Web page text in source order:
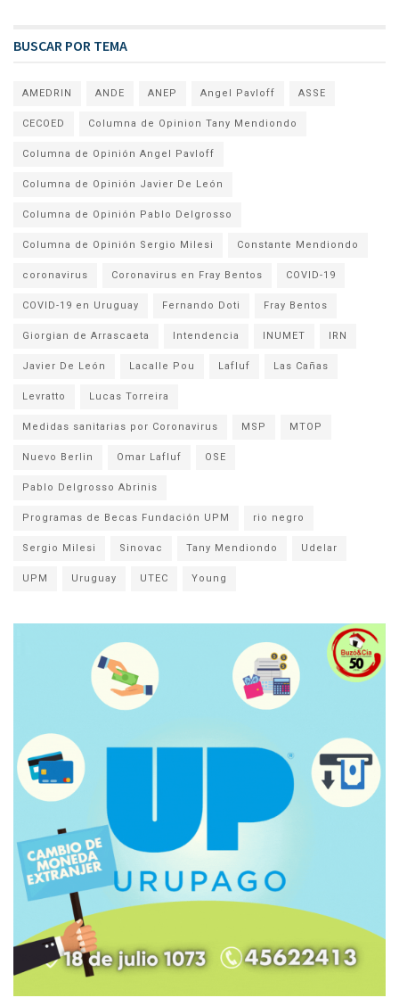
BUSCAR POR TEMA
AMEDRIN ANDE ANEP Angel Pavloff ASSE
CECOED Columna de Opinion Tany Mendiondo
Columna de Opinión Angel Pavloff
Columna de Opinión Javier De León
Columna de Opinión Pablo Delgrosso
Columna de Opinión Sergio Milesi Constante Mendiondo
coronavirus Coronavirus en Fray Bentos COVID-19
COVID-19 en Uruguay Fernando Doti Fray Bentos
Giorgian de Arrascaeta Intendencia INUMET IRN
Javier De León Lacalle Pou Lafluf Las Cañas
Levratto Lucas Torreira
Medidas sanitarias por Coronavirus MSP MTOP
Nuevo Berlin Omar Lafluf OSE
Pablo Delgrosso Abrinis
Programas de Becas Fundación UPM rio negro
Sergio Milesi Sinovac Tany Mendiondo Udelar
UPM Uruguay UTEC Young